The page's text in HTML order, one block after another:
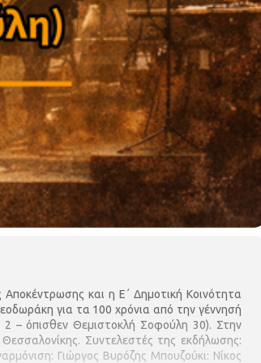
και η Ε΄ Δημοτική Κοινότητα
για τα 100 χρόνια από την γέννησή
– όπισθεν Θεμιστοκλή Σοφούλη 30). Στην
Συντελεστές της εκδήλωσης:
Γιώργος Βυρόζης Μπουζούκι: Νίκος